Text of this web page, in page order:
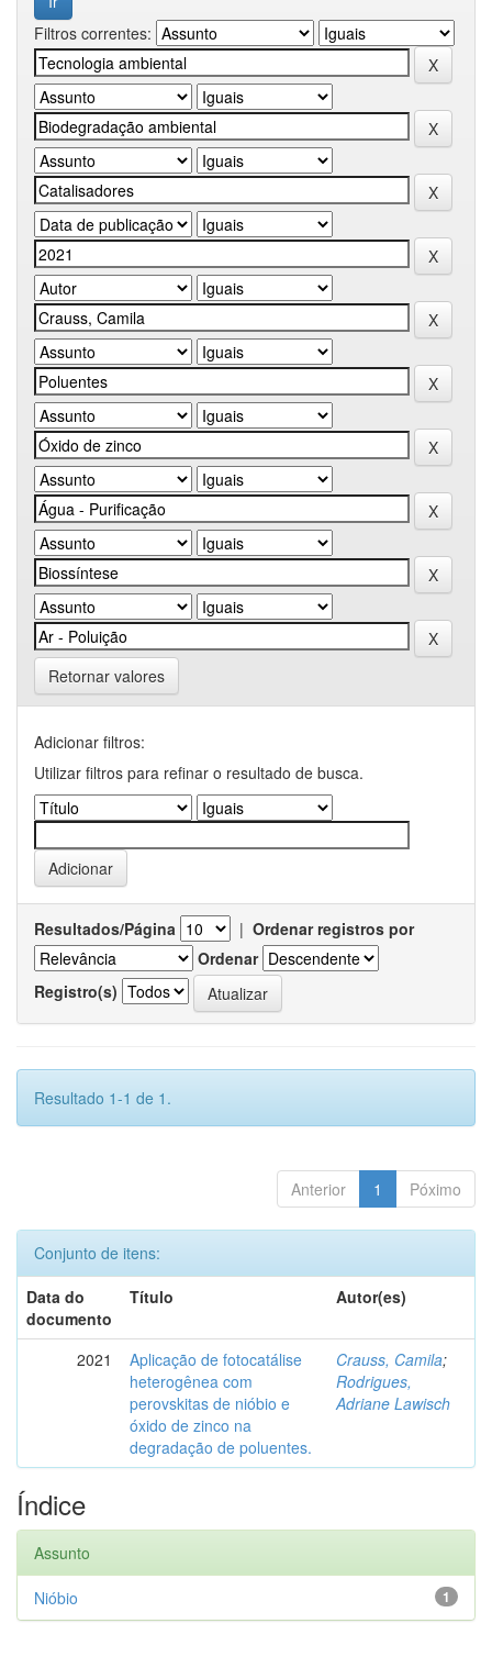
Filtros correntes:
Retornar valores
Adicionar filtros:
Utilizar filtros para refinar o resultado de busca.
Resultados/Página | Ordenar registros por
Ordenar
Registro(s)
Resultado 1-1 de 1.
Anterior 1 Póximo
Conjunto de itens:
Data do
documento
Título Autor(es)
2021
Aplicação de fotocatálise
heterogênea com
perovskitas de nióbio e
óxido de zinco na
degradação de poluentes.
Crauss, Camila;
Rodrigues,
Adriane Lawisch
Índice
Assunto
1
Nióbio